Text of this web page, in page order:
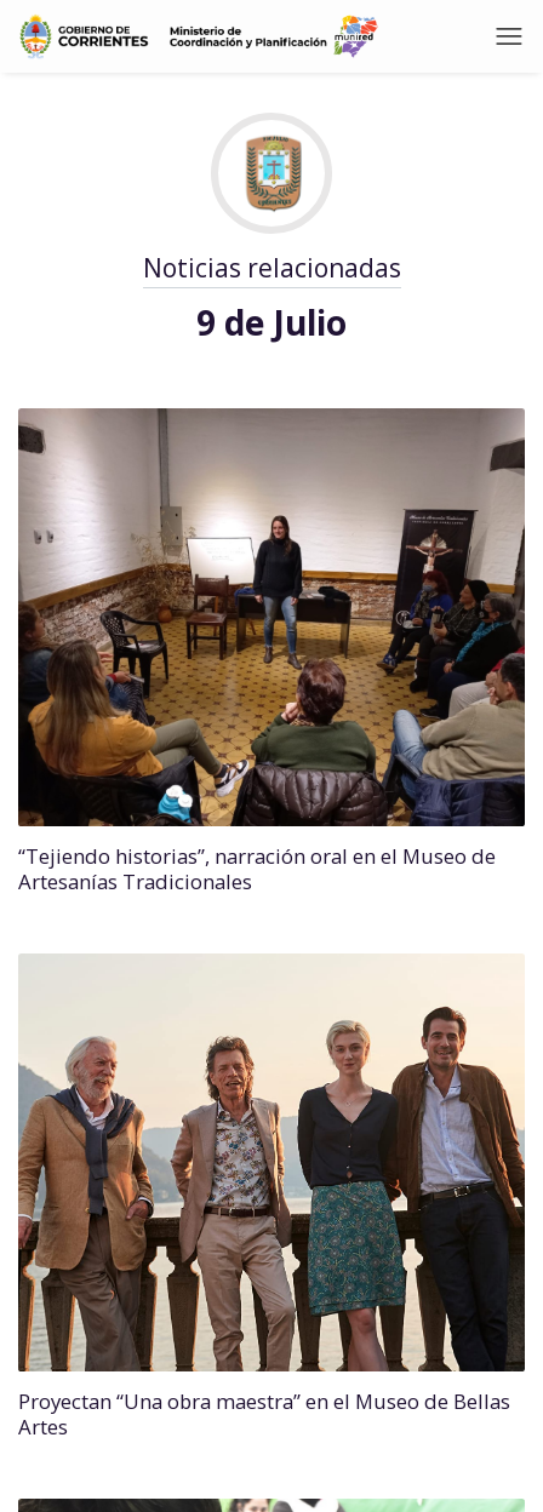
Noticias relacionadas
9 de Julio
“Tejiendo historias”, narración oral en el Museo de
Artesanías Tradicionales
Proyectan “Una obra maestra” en el Museo de Bellas
Artes